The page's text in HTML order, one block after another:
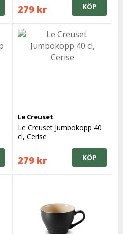
279 kr KÖP
Le Creuset
Le Creuset Jumbokopp 40
cl, Cerise
279 kr KÖP